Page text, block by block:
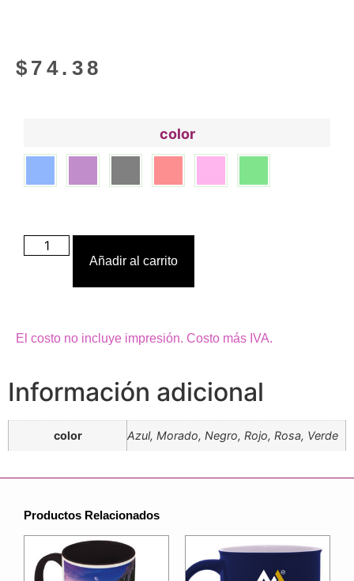
$ 74.38
color
Añadir al carrito
El costo no incluye impresión. Costo más IVA.
Información adicional
color Azul, Morado, Negro, Rojo, Rosa, Verde
Productos Relacionados